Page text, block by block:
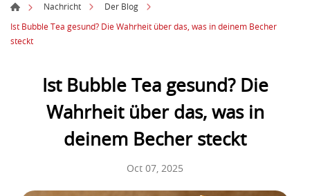
Nachricht
Der Blog
Ist Bubble Tea gesund? Die Wahrheit über das, was in deinem Becher
steckt
Ist Bubble Tea gesund? Die
Wahrheit über das, was in
deinem Becher steckt
Oct 07, 2025